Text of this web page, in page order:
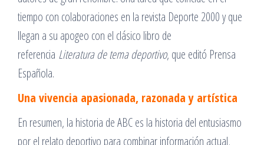
tiempo con colaboraciones en la revista Deporte 2000 y que
llegan a su apogeo con el clásico libro de
referencia Literatura de tema deportivo, que editó Prensa
Española.
Una vivencia apasionada, razonada y artística
En resumen, la historia de ABC es la historia del entusiasmo
por el relato deportivo para combinar información actual,